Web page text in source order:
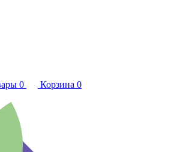
0 Корзина 0